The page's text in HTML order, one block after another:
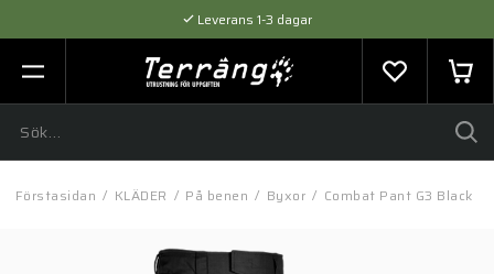
Leverans 1-3 dagar
Flexibel betalning med SVEA
Expertråd & Kvalitetsprodukter
Förstasidan / KLÄDER / På benen / Byxor / Combat Pant G3 Black